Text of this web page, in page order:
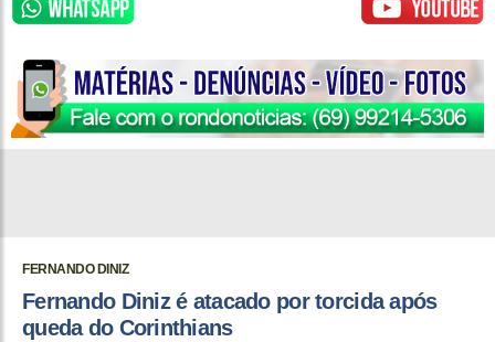
FERNANDO DINIZ
Fernando Diniz é atacado por torcida após
queda do Corinthians